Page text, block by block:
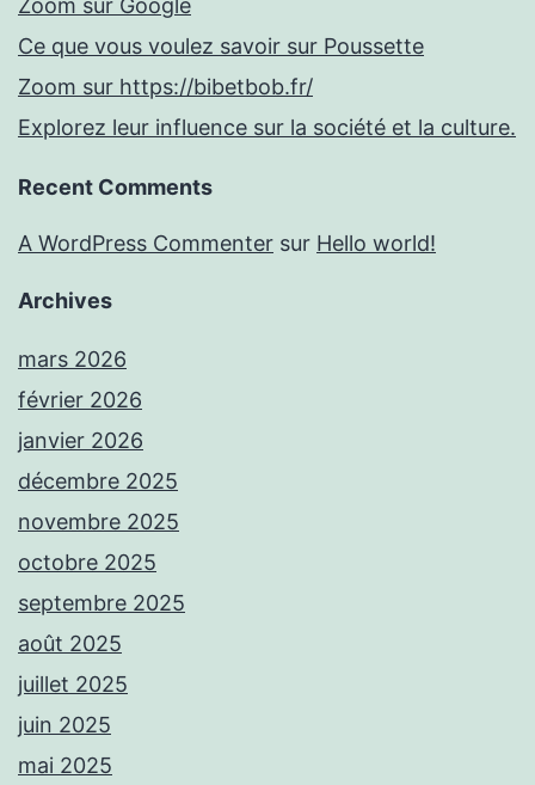
Zoom sur Google
Ce que vous voulez savoir sur Poussette
Zoom sur https://bibetbob.fr/
Explorez leur influence sur la société et la culture.
Recent Comments
A WordPress Commenter sur Hello world!
Archives
mars 2026
février 2026
janvier 2026
décembre 2025
novembre 2025
octobre 2025
septembre 2025
août 2025
juillet 2025
juin 2025
mai 2025